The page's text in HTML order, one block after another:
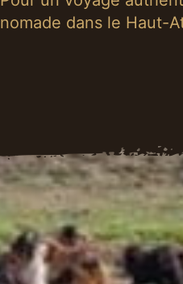
nomade dans le Haut-